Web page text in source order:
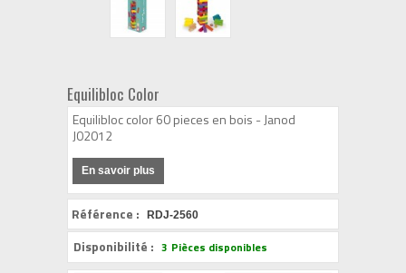
Equilibloc Color
Equilibloc color 60 pieces en bois - Janod
J02012
En savoir plus
Référence : RDJ-2560
Disponibilité : 3 Pièces disponibles